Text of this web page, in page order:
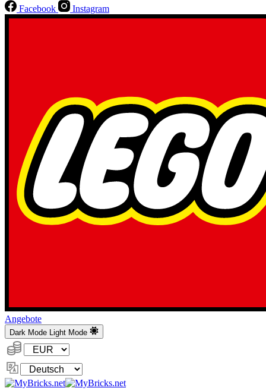
Facebook Instagram
Angebote
Dark Mode Light Mode
Währung:
Sprache
ändern